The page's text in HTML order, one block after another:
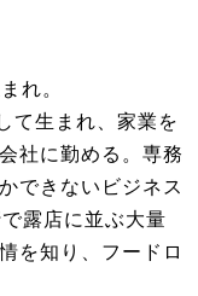
れ。
て生まれ、家業を
社に勤める。専務
できないビジネス
露店に並ぶ大量
を知り、フードロ